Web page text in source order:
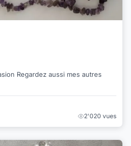
Regardez aussi mes autres
2'020 vues